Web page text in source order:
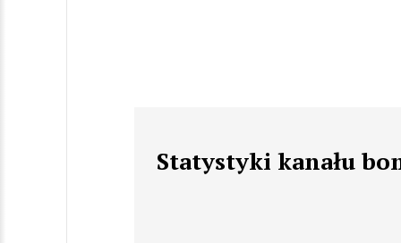
Statystyki kanału